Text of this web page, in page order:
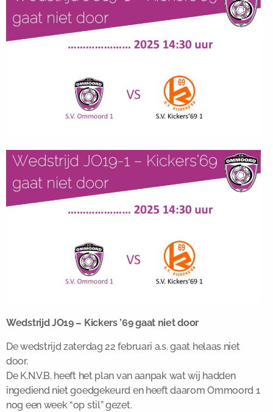
Wedstrijd JO19 – Kickers ’69 gaat niet door
De wedstrijd zaterdag 22 februari a.s. gaat helaas niet
door.
De K.N.V.B. heeft het plan van aanpak wat wij hadden
ingediend niet goedgekeurd en heeft daarom Ommoord 1
nog een week “op stil” gezet.